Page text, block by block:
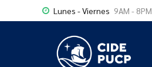
Lunes - Viernes 9AM - 8PM